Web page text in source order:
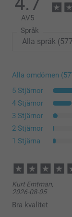
Det finns ett
sida.
AV5
Språk
Alla omdömen
5 Stjärnor
4 Stjärnor
3 Stjärnor
2 Stjärnor
1 Stjärna
Kurt Emtman,
2026-08-05
Bra kvalitet